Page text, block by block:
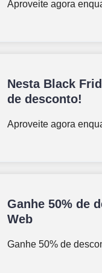
Aproveite agora
Nesta Black
de desconto!
Aproveite agora
Ganhe 50% de
Web
Ganhe 50% de